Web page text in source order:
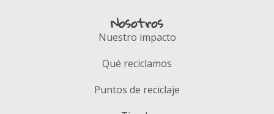
Nosotros
Nuestro impacto
Qué reciclamos
Puntos de reciclaje